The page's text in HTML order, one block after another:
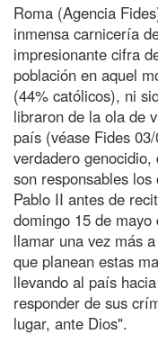
Roma (Agencia
inmensa carnicería
impresionante cifra
población en aquel
(44% católicos), ni
libraron de la ola de
país (véase Fides
verdadero
son responsables
Pablo II antes de
domingo 15 de
llamar una vez más
que planean estas
llevando al país
responder de sus
lugar, ante Dios".